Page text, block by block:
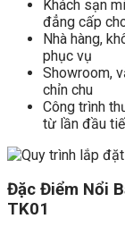
Khách sạn
đẳng cấp
Nhà hàng,
phục vụ
Showroom,
chỉn chu
Công trình
từ lần đầu
Đặc Điểm Nổi
TK01